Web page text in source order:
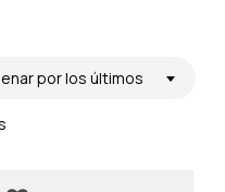
Ordenado
por los últimos